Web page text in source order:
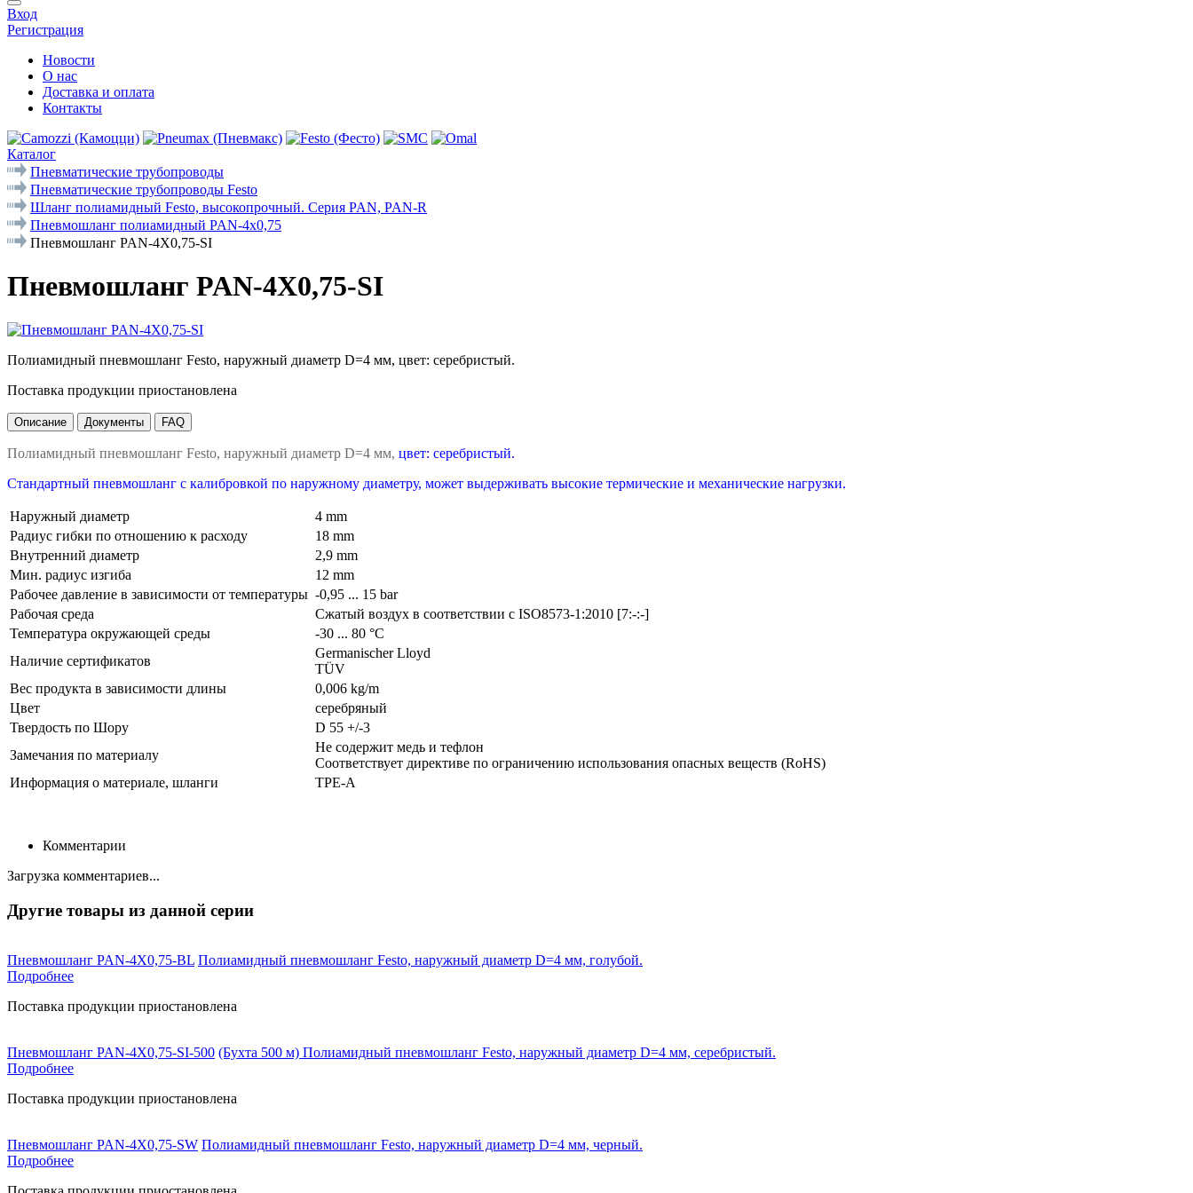
Вход
Регистрация
Новости
О нас
Доставка и оплата
Контакты
Каталог
Пневматические трубопроводы
Пневматические трубопроводы Festo
Шланг полиамидный Festo, высокопрочный. Серия PAN, PAN-R
Пневмошланг полиамидный PAN-4x0,75
Пневмошланг PAN-4X0,75-SI
Пневмошланг PAN-4X0,75-SI
Полиамидный пневмошланг Festo, наружный диаметр D=4 мм, цвет: серебристый.
Поставка продукции приостановлена
Описание Документы FAQ
Полиамидный пневмошланг Festo, наружный диаметр D=4 мм, цвет: серебристый.
Стандартный пневмошланг с калибровкой по наружному диаметру, может выдерживать высокие термические и механические нагрузки.
Наружный диаметр
4 mm
Радиус гибки по отношению к расходу
18 mm
Внутренний диаметр
2,9 mm
Мин. радиус изгиба
12 mm
Рабочее давление в зависимости от температуры -0,95 ... 15 bar
Рабочая среда
Сжатый воздух в соответствии с ISO8573-1:2010 [7:-:-]
Температура окружающей среды
-30 ... 80 °C
Наличие сертификатов
Germanischer Lloyd
TÜV
Вес продукта в зависимости длины
0,006 kg/m
Цвет
серебряный
Твердость по Шору
D 55 +/-3
Замечания по материалу
Не содержит медь и тефлон
Соответствует директиве по ограничению использования опасных веществ (RoHS)
Информация о материале, шланги
TPE-A
Комментарии
Загрузка комментариев...
Другие товары из данной серии
Пневмошланг PAN-4X0,75-BL Полиамидный пневмошланг Festo, наружный диаметр D=4 мм, голубой.
Подробнее
Поставка продукции приостановлена
Пневмошланг PAN-4X0,75-SI-500 (Бухта 500 м) Полиамидный пневмошланг Festo, наружный диаметр D=4 мм, серебристый.
Подробнее
Поставка продукции приостановлена
Пневмошланг PAN-4X0,75-SW Полиамидный пневмошланг Festo, наружный диаметр D=4 мм, черный.
Подробнее